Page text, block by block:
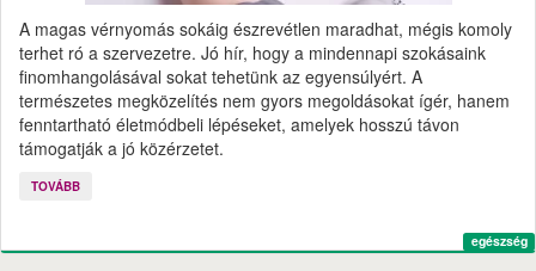
A magas vérnyomás sokáig észrevétlen maradhat, mégis komoly
terhet ró a szervezetre. Jó hír, hogy a mindennapi szokásaink
finomhangolásával sokat tehetünk az egyensúlyért. A
természetes megközelítés nem gyors megoldásokat ígér, hanem
fenntartható életmódbeli lépéseket, amelyek hosszú távon
támogatják a jó közérzetet.
TOVÁBB
egészség